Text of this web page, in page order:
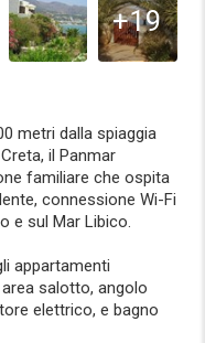
+19
metri dalla spiaggia
il Panmar
familiare che ospita
connessione Wi-Fi
e sul Mar Libico.
appartamenti
salotto, angolo
elettrico, e bagno